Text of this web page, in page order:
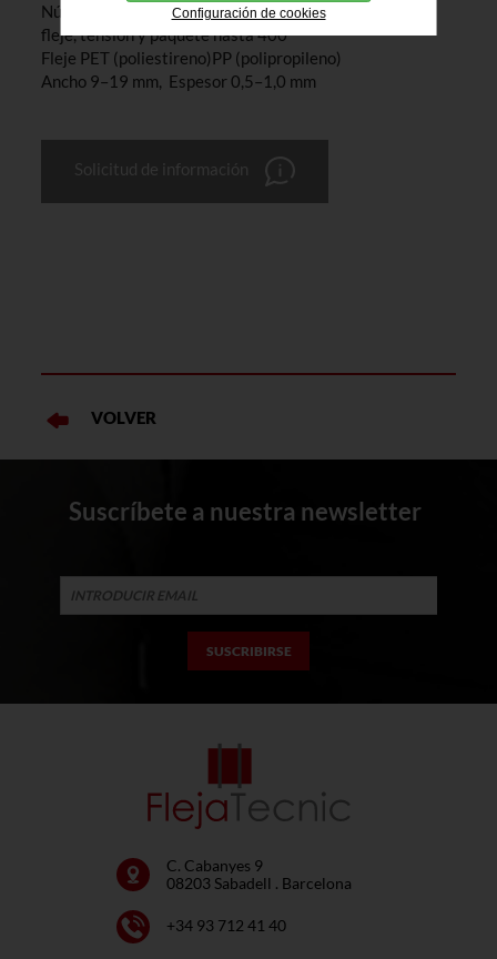
Número de cargas por batería según la calidad del
fleje, tensión y paquete hasta 400
Fleje PET (poliestireno)PP (polipropileno)
Ancho 9–19 mm, Espesor 0,5–1,0 mm
Solicitud de información
VOLVER
Suscríbete a nuestra newsletter
C. Cabanyes 9
08203 Sabadell . Barcelona
+34 93 712 41 40
Configuración de cookies